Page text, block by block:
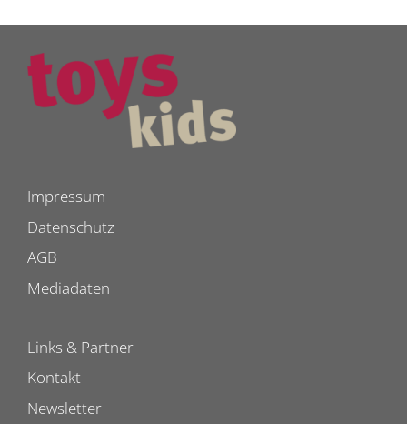
Impressum
Datenschutz
AGB
Mediadaten
Links & Partner
Kontakt
Newsletter